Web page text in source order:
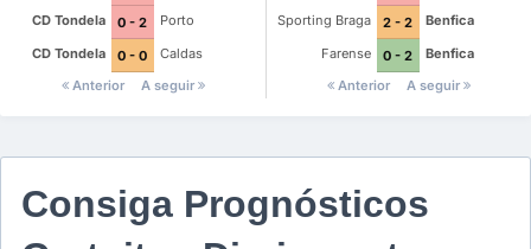
CD Tondela
0 - 2
Porto
CD Tondela
0 - 0
Caldas
Anterior
A seguir
Sporting Braga
2 - 2
Benfica
Farense
0 - 2
Benfica
Anterior
A seguir
Consiga Prognósticos